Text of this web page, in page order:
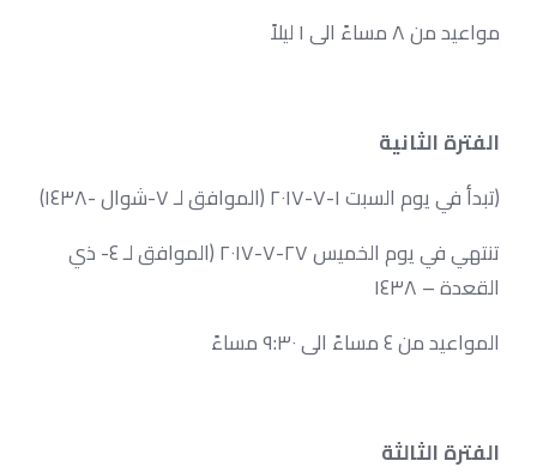
مواعيد من ٨ مساءً الى ١ ليلاً
الفترة الثانية
(تبدأ في يوم السبت ١-٧-٢٠١٧ (الموافق لـ ٧-شوال -١٤٣٨)
تنتهي في يوم الخميس ٢٧-٧-٢٠١٧ (الموافق لـ ٤- ذي
القعدة – ١٤٣٨
المواعيد من ٤ مساءً الى ٩:٣٠ مساءً
الفترة الثالثة